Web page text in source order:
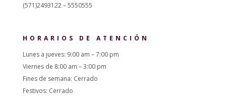
(571)2493122 – 5550555
HORARIOS DE ATENCIÓN
Lunes a jueves: 9:00 am – 7:00 pm
Viernes de 8:00 am – 3:00 pm
Fines de semana: Cerrado
Festivos: Cerrado